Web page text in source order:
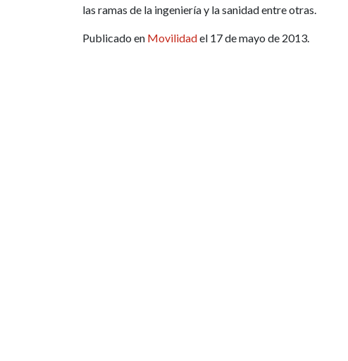
las ramas de la ingeniería y la sanidad entre otras.
Publicado en Movilidadel 17 de mayo de 2013.